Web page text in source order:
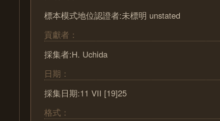
標本模式地位認證者:未標明 unstated
貢獻者：
採集者:H. Uchida
日期：
採集日期:11 VII [19]25
格式：